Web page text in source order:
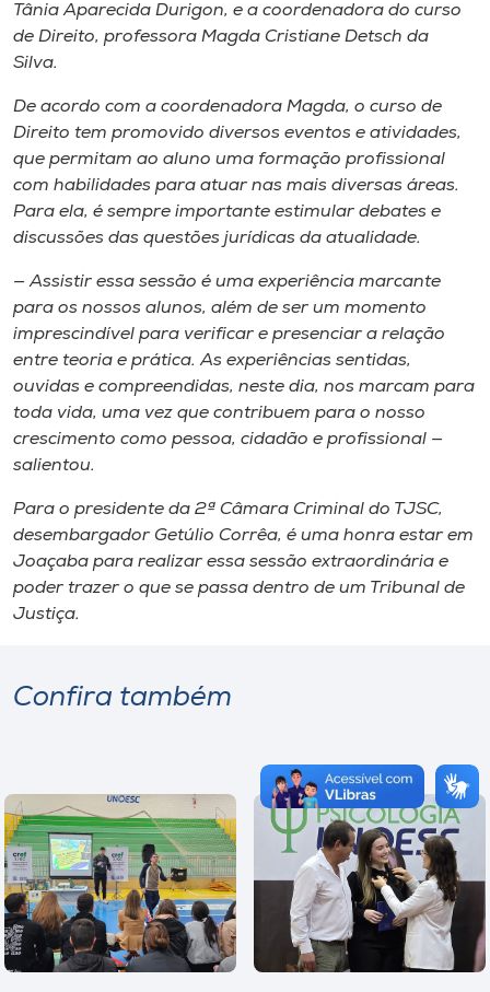
Tânia Aparecida Durigon, e a coordenadora do curso
de Direito, professora Magda Cristiane Detsch da
Silva.
De acordo com a coordenadora Magda, o curso de
Direito tem promovido diversos eventos e atividades,
que permitam ao aluno uma formação profissional
com habilidades para atuar nas mais diversas áreas.
Para ela, é sempre importante estimular debates e
discussões das questões jurídicas da atualidade.
— Assistir essa sessão é uma experiência marcante
para os nossos alunos, além de ser um momento
imprescindível para verificar e presenciar a relação
entre teoria e prática. As experiências sentidas,
ouvidas e compreendidas, neste dia, nos marcam para
toda vida, uma vez que contribuem para o nosso
crescimento como pessoa, cidadão e profissional —
salientou.
Para o presidente da 2ª Câmara Criminal do TJSC,
desembargador Getúlio Corrêa, é uma honra estar em
Joaçaba para realizar essa sessão extraordinária e
poder trazer o que se passa dentro de um Tribunal de
Justiça.
Confira também